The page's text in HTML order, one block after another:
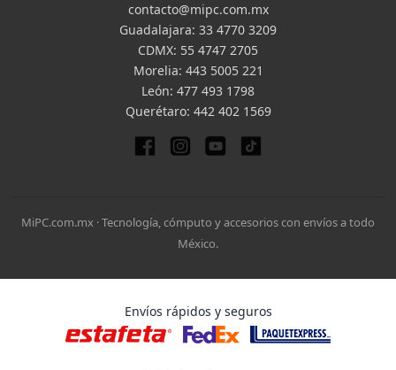
contacto@mipc.com.mx
Guadalajara: 33 4770 3209
CDMX: 55 4747 2705
Morelia: 443 5005 221
León: 477 493 1798
Querétaro: 442 402 1569
MiPC.com.mx · Tecnología, cómputo y accesorios con envíos a todo
México.
Envíos rápidos y seguros